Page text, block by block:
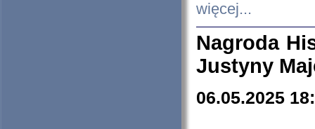
więcej...
Nagroda
Justyny
06.05.2025